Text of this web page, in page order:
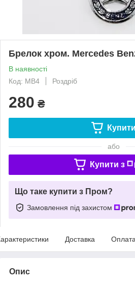
Брелок хром. Mercedes
В наявності
Код: MB4
Роздріб
280 ₴
Купити
або
Купити з
Що таке купити з Пром?
Замовлення під захистом
Доставка Оплата
Опис